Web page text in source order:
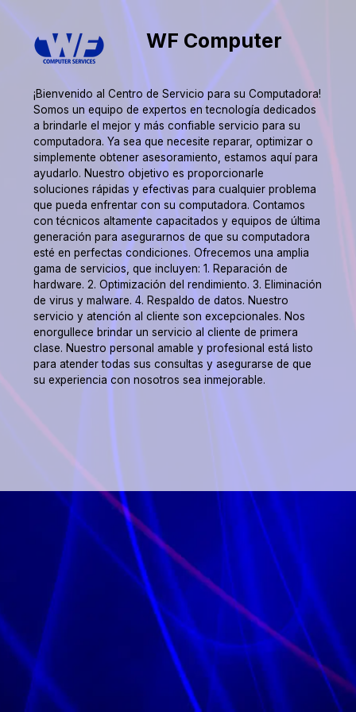
WF Computer
¡Bienvenido al Centro de Servicio para su Computadora!
Somos un equipo de expertos en tecnología dedicados
a brindarle el mejor y más confiable servicio para su
computadora. Ya sea que necesite reparar, optimizar o
simplemente obtener asesoramiento, estamos aquí para
ayudarlo. Nuestro objetivo es proporcionarle
soluciones rápidas y efectivas para cualquier problema
que pueda enfrentar con su computadora. Contamos
con técnicos altamente capacitados y equipos de última
generación para asegurarnos de que su computadora
esté en perfectas condiciones. Ofrecemos una amplia
gama de servicios, que incluyen: 1. Reparación de
hardware. 2. Optimización del rendimiento. 3. Eliminación
de virus y malware. 4. Respaldo de datos. Nuestro
servicio y atención al cliente son excepcionales. Nos
enorgullece brindar un servicio al cliente de primera
clase. Nuestro personal amable y profesional está listo
para atender todas sus consultas y asegurarse de que
su experiencia con nosotros sea inmejorable.